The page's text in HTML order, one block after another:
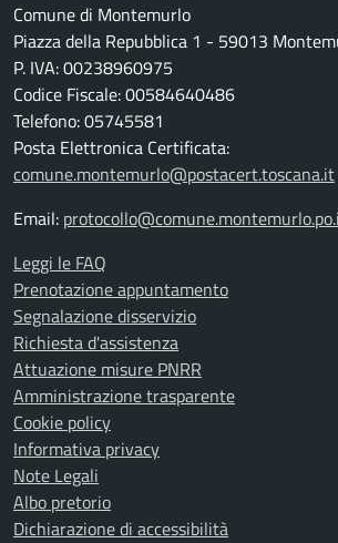
Comune di Montemurlo
Piazza della Repubblica 1 - 59013
P. IVA: 00238960975
Codice Fiscale: 00584640486
Telefono: 05745581
Posta Elettronica Certificata:
comune.montemurlo@postacert.toscana.it
Email:
Leggi le FAQ
Prenotazione appuntamento
Segnalazione disservizio
Richiesta d'assistenza
Attuazione misure PNRR
Amministrazione trasparente
Cookie policy
Informativa privacy
Note Legali
Albo pretorio
Dichiarazione di accessibilità